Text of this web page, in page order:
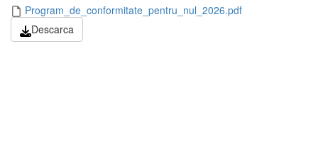
Program_de_conformitate_pentru_nul_2026.pdf
Descarca